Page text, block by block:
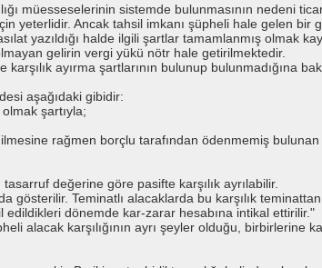
müesseselerinin sistemde bulunmasının nedeni
yeterlidir. Ancak tahsil imkanı şüpheli hale gelen
yazıldığı halde ilgili şartlar tamamlanmış olmak
gelirin vergi yükü nötr hale getirilmektedir.
ayırma şartlarının bulunup bulunmadığına
aşağıdaki gibidir:
şartıyla;
rağmen borçlu tarafından ödenmemiş
değerine göre pasifte karşılık ayrılabilir.
gösterilir. Teminatlı alacaklarda bu karşılık
dönemde kar-zarar hesabına intikal ettirilir."
alacak karşılığının ayrı şeyler olduğu, birbirlerine